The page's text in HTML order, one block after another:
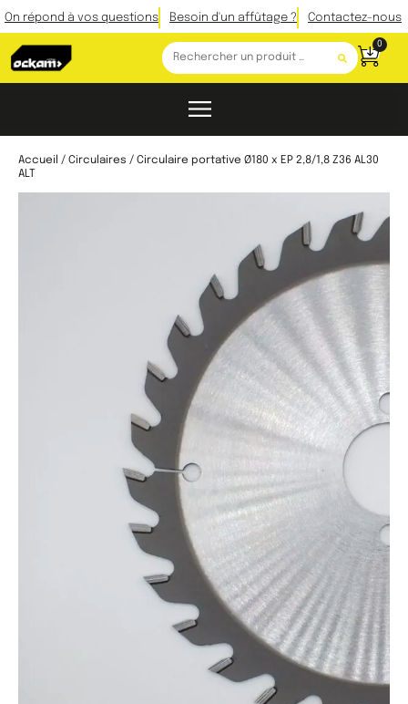
On répond à vos questions Besoin d'un affûtage ? Contactez-nous
0
Accueil / Circulaires / Circulaire portative Ø180 x EP 2,8/1,8 Z36 AL30
ALT